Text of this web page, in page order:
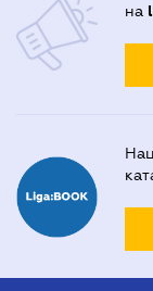
на